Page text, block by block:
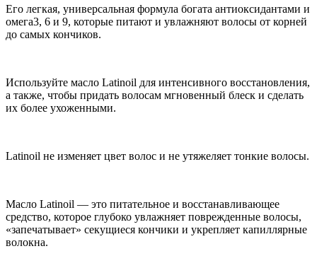
Его легкая, универсальная формула богата антиоксидантами и
омега3, 6 и 9, которые питают и увлажняют волосы от корней
до самых кончиков.
Используйте масло Latinoil для интенсивного восстановления,
а также, чтобы придать волосам мгновенный блеск и сделать
их более ухоженными.
Latinoil не изменяет цвет волос и не утяжеляет тонкие волосы.
Масло Latinoil — это питательное и восстанавливающее
средство, которое глубоко увлажняет поврежденные волосы,
«запечатывает» секущиеся кончики и укрепляет капиллярные
волокна.